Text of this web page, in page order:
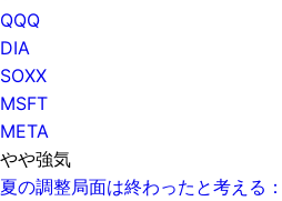
QQQ
DIA
SOXX
MSFT
META
やや強気
夏の調整局面は終わったと考える